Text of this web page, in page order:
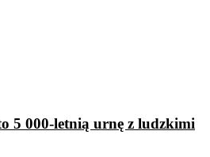
5 000-letnią urnę z ludzkimi